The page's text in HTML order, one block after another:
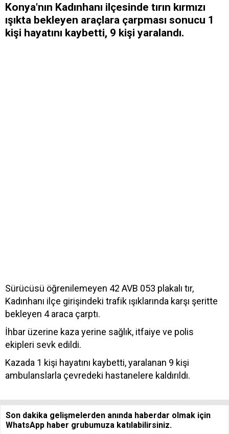
Konya'nın Kadınhanı ilçesinde tırın kırmızı
ışıkta bekleyen araçlara çarpması sonucu 1
kişi hayatını kaybetti, 9 kişi yaralandı.
Sürücüsü öğrenilemeyen 42 AVB 053 plakalı tır,
Kadınhanı ilçe girişindeki trafik ışıklarında karşı şeritte
bekleyen 4 araca çarptı.
İhbar üzerine kaza yerine sağlık, itfaiye ve polis
ekipleri sevk edildi.
Kazada 1 kişi hayatını kaybetti, yaralanan 9 kişi
ambulanslarla çevredeki hastanelere kaldırıldı.
Son dakika gelişmelerden anında haberdar olmak için
WhatsApp haber grubumuza katılabilirsiniz.